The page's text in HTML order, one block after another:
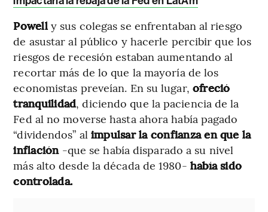
Powelly sus colegas se enfrentaban al riesgo
de asustar al público y hacerle percibir que los
riesgos de recesión estaban aumentando al
recortar más de lo que la mayoría de los
economistas preveían. En su lugar, ofreció
tranquilidad, diciendo que la paciencia de la
Fed al no moverse hasta ahora había pagado
“dividendos” al impulsar la confianza en que la
inflación-que se había disparado a su nivel
más alto desde la década de 1980- había sido
controlada.